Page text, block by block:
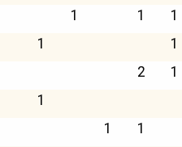
1 1
1
1
1
2
1
1
1
1